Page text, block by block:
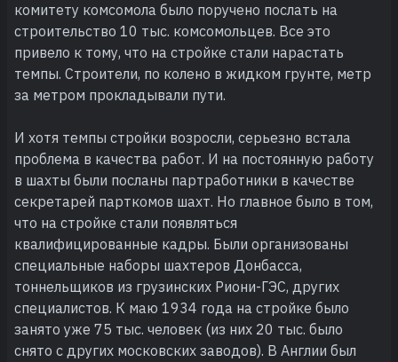
комитету комсомола было поручено послать на
строительство 10 тыс. комсомольцев. Все это
привело к тому, что на стройке стали нарастать
темпы. Строители, по колено в жидком грунте, метр
за метром прокладывали пути.
И хотя темпы стройки возросли, серьезно встала
проблема в качества работ. И на постоянную работу
в шахты были посланы партработники в качестве
секретарей парткомов шахт. Но главное было в том,
что на стройке стали появляться
квалифицированные кадры. Были организованы
специальные наборы шахтеров Донбасса,
тоннельщиков из грузинских Риони-ГЭС, других
специалистов. К маю 1934 года на стройке было
занято уже 75 тыс. человек (из них 20 тыс. было
снято с других московских заводов). В Англии был